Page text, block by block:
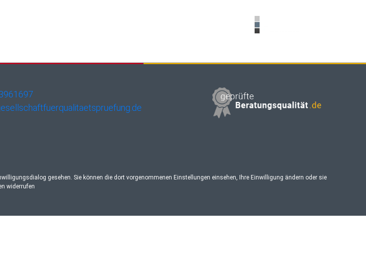
gesehen. Sie können die dort vorgenommenen Einstellungen einsehen, Ihre Einwilligung ändern oder sie
widerrufen